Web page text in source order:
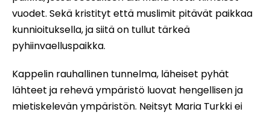
vuodet. Sekä kristityt että muslimit pitävät paikkaa
kunnioituksella, ja siitä on tullut tärkeä
pyhiinvaelluspaikka.
Kappelin rauhallinen tunnelma, läheiset pyhät
lähteet ja rehevä ympäristö luovat hengellisen ja
mietiskelevän ympäristön. Neitsyt Maria Turkki ei